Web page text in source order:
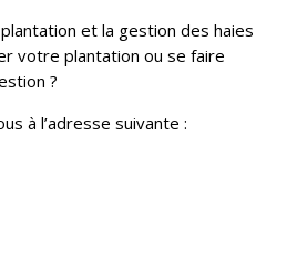
et la gestion des haies
votre plantation ou se faire
?
à l’adresse suivante :